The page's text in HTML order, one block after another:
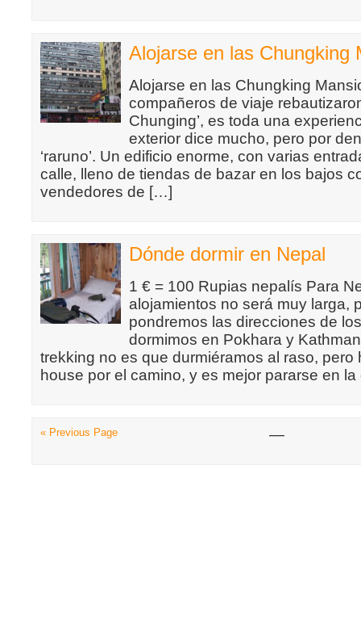
Alojarse en las Chungking
Alojarse en las Chungking
compañeros de viaje
Chunging’, es toda una
exterior dice mucho, pero por
‘raruno’. Un edificio enorme, con varias
calle, lleno de tiendas de bazar en los bajos
vendedores de […]
Dónde dormir en Nepal
1 € = 100 Rupias nepalís Para
alojamientos no será muy larga,
pondremos las direcciones de
dormimos en Pokhara y
trekking no es que durmiéramos al raso, pero
house por el camino, y es mejor pararse en
« Previous Page —